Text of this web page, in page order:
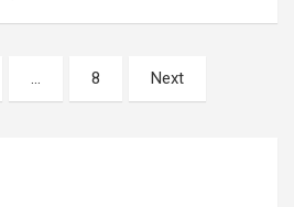
… 8 Next